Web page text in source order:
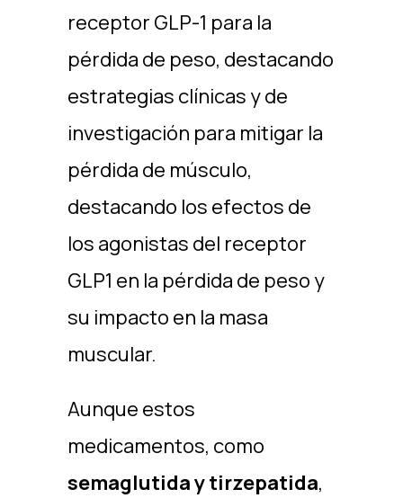
receptor GLP-1 para la
pérdida de peso, destacando
estrategias clínicas y de
investigación para mitigar la
pérdida de músculo,
destacando los efectos de
los agonistas del receptor
GLP1 en la pérdida de peso y
su impacto en la masa
muscular.
Aunque estos
medicamentos, como
semaglutida y tirzepatida,